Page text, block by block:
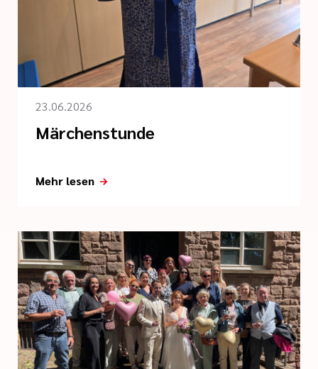
23.06.2026
Märchenstunde
Mehr lesen